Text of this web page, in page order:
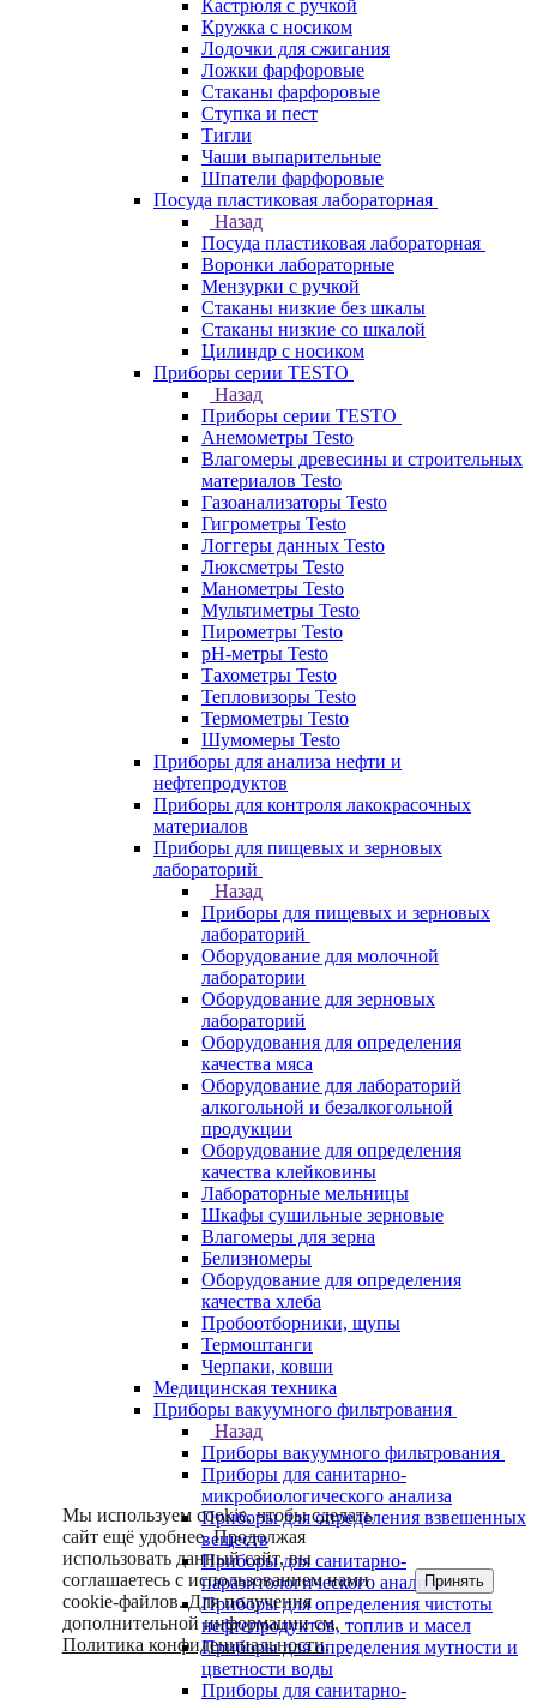
Кастрюля с ручкой
Кружка с носиком
Лодочки для сжигания
Ложки фарфоровые
Стаканы фарфоровые
Ступка и пест
Тигли
Чаши выпарительные
Шпатели фарфоровые
Посуда пластиковая лабораторная
Назад
Посуда пластиковая лабораторная
Воронки лабораторные
Мензурки с ручкой
Стаканы низкие без шкалы
Стаканы низкие со шкалой
Цилиндр с носиком
Приборы серии TESTO
Назад
Приборы серии TESTO
Анемометры Testo
Влагомеры древесины и строительных
материалов Testo
Газоанализаторы Testo
Гигрометры Testo
Логгеры данных Testo
Люксметры Testo
Манометры Testo
Мультиметры Testo
Пирометры Testo
pH-метры Testo
Тахометры Testo
Тепловизоры Testo
Термометры Testo
Шумомеры Testo
Приборы для анализа нефти и
нефтепродуктов
Приборы для контроля лакокрасочных
материалов
Приборы для пищевых и зерновых
лабораторий
Назад
Приборы для пищевых и зерновых
лабораторий
Оборудование для молочной
лаборатории
Оборудование для зерновых
лабораторий
Оборудования для определения
качества мяса
Оборудование для лабораторий
алкогольной и безалкогольной
продукции
Оборудование для определения
качества клейковины
Лабораторные мельницы
Шкафы сушильные зерновые
Влагомеры для зерна
Белизномеры
Оборудование для определения
качества хлеба
Пробоотборники, щупы
Термоштанги
Черпаки, ковши
Медицинская техника
Приборы вакуумного фильтрования
Назад
Приборы вакуумного фильтрования
Приборы для санитарно-
микробиологического анализа
Приборы для определения взвешенных
веществ
Приборы для санитарно-
паразитологического анализа
Приборы для определения чистоты
нефтепродуктов, топлив и масел
Приборы для определения мутности и
цветности воды
Приборы для санитарно-
Мы используем cookie, чтобы сделать
сайт ещё удобнее. Продолжая
использовать данный сайт, вы
соглашаетесь с использованием нами
cookie-файлов. Для получения
дополнительной информации см.
Политика конфиденциальности.
Принять